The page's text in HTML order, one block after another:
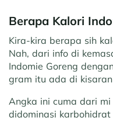
Berapa Kalori
Kira-kira berapa sih
Nah, dari info di
Indomie Goreng
gram itu ada di
Angka ini cuma dari
didominasi